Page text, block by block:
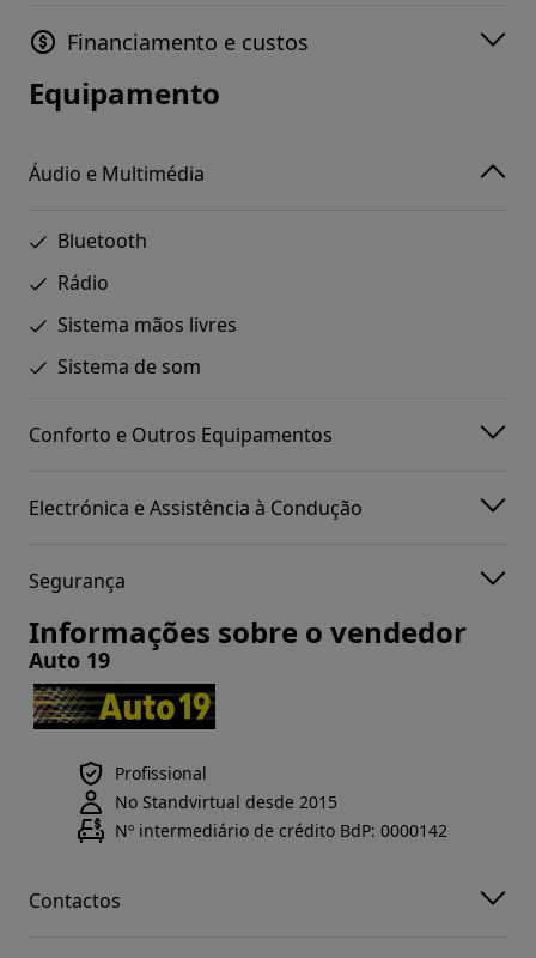
Financiamento e custos
Equipamento
Áudio e Multimédia
Bluetooth
Rádio
Sistema mãos livres
Sistema de som
Conforto e Outros Equipamentos
Electrónica e Assistência à Condução
Segurança
Informações sobre o vendedor
Auto 19
Profissional
No Standvirtual desde 2015
Nº intermediário de crédito BdP: 0000142
Contactos